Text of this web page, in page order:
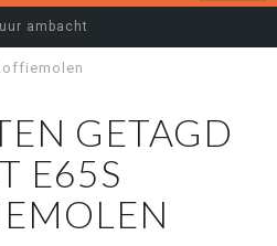
ambacht
GETAGD
E65S